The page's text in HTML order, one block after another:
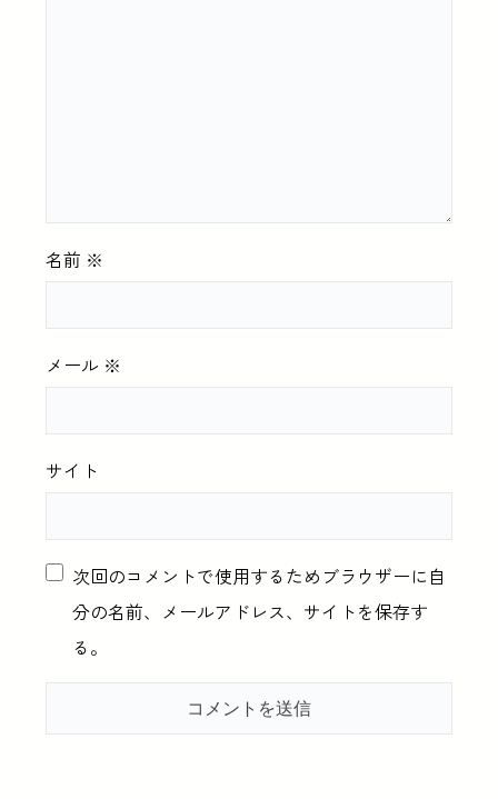
名前 ※
メール ※
サイト
次回のコメントで使用するためブラウザーに自
分の名前、メールアドレス、サイトを保存す
る。